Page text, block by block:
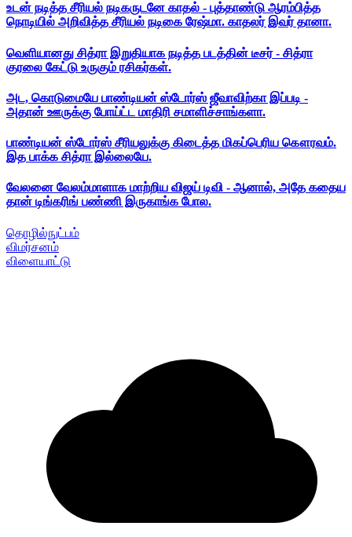
உடன் நடித்த சீரியல் நடிகருடனே காதல் - புத்தாண்டு ஆரம்பித்த
நொடியில் அறிவித்த சீரியல் நடிகை ரேஷ்மா. காதலர் இவர் தானா.
வெளியானது சித்ரா இறுதியாக நடித்த படத்தின் டீசர் - சித்ரா
குரலை கேட்டு உருகும் ரசிகர்கள்.
அட, கொடுமையே பாண்டியன் ஸ்டோர்ஸ் ஜீவாவிற்கா இப்படி -
அதான் ஊருக்கு போய்ட்ட மாதிரி சமாளிச்சாங்களா.
பாண்டியன் ஸ்டோர்ஸ் சீரியலுக்கு கிடைத்த மிகப்பெரிய கௌரவம்.
இத பாக்க சித்ரா இல்லையே.
வேலனை வேலம்மாளாக மாற்றிய விஜய் டிவி - ஆனால், அதே கதைய
தான் டிங்கரிங் பண்ணி இருகாங்க போல.
தொழில்நுட்பம்
விமர்சனம்
விளையாட்டு